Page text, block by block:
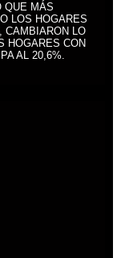
QUE MÁS
LOS HOGARES
CAMBIARON LO
HOGARES CON
AL 20,6%.